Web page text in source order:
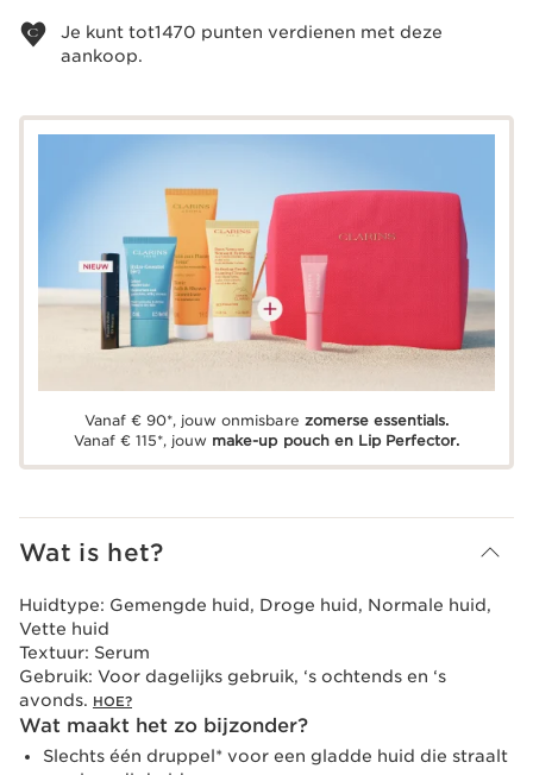
Je kunt tot1470 punten verdienen met deze
aankoop.
Vanaf € 90*, jouw onmisbare zomerse essentials.
Vanaf € 115*, jouw make-up pouch en Lip Perfector.
Wat is het?
Huidtype: Gemengde huid, Droge huid, Normale huid,
Vette huid
Textuur: Serum
Gebruik: Voor dagelijks gebruik, ‘s ochtends en ‘s
avonds. HOE?
Wat maakt het zo bijzonder?
Slechts één druppel* voor een gladde huid die straalt